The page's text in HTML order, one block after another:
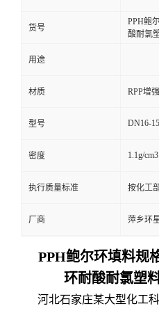
货号
PPH鲍
酸耐氯
用途
材质 RPP增
型号 DN16-
密度 1.1g/cm3
执行质量标准 按化工
厂商 萍乡环
PPH鲍尔环填料规
环耐酸耐氯塑
河北石家庄某大型化工